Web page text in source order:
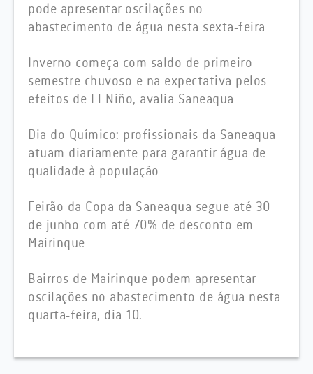
pode apresentar oscilações no
abastecimento de água nesta sexta-feira
Inverno começa com saldo de primeiro
semestre chuvoso e na expectativa pelos
efeitos de El Niño, avalia Saneaqua
Dia do Químico: profissionais da Saneaqua
atuam diariamente para garantir água de
qualidade à população
Feirão da Copa da Saneaqua segue até 30
de junho com até 70% de desconto em
Mairinque
Bairros de Mairinque podem apresentar
oscilações no abastecimento de água nesta
quarta-feira, dia 10.